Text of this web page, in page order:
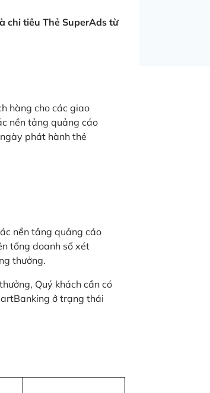
chi tiêu Thẻ SuperAds từ
hàng cho các giao
nền tảng quảng cáo
phát hành thẻ
nền tảng quảng cáo
tổng doanh số xét
thưởng.
Quý khách cần có
ở trạng thái